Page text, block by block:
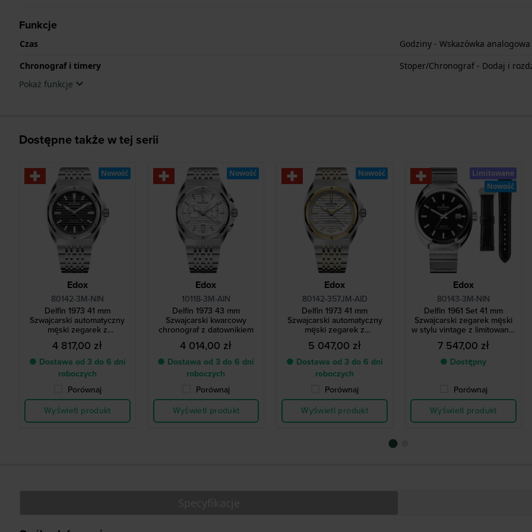
Funkcje
Czas
Godziny - Wskazówka analogowa
Chronograf i timery
Stoper/Chronograf - Dodaj i
Pokaż funkcje
Dostępne także w tej serii
Edox
80142-3M-NIN
Delfin 1973 41 mm
Szwajcarski automatyczny
męski zegarek z
datownikiem
4 817,00 zł
● Dostawa od 3 do 6 dni
roboczych
Porównaj
Wyświetl produkt
Nowość
Edox
10118-3M-AIN
Delfin 1973 43 mm
Szwajcarski kwarcowy
chronograf z datownikiem
4 014,00 zł
● Dostawa od 3 do 6 dni
roboczych
Porównaj
Wyświetl produkt
Nowość
Edox
80142-357JM-AID
Delfin 1973 41 mm
Szwajcarski automatyczny
męski zegarek z
datownikiem
5 047,00 zł
● Dostawa od 3 do 6 dni
roboczych
Porównaj
Wyświetl produkt
Nowość
Edox
80143-3M-NIN
Delfin 1961 Set 41 mm
Szwajcarski zegarek męski
w stylu vintage z limitowanej
edycji, z dodatkowym
skórzanym paskiem
7 547,00 zł
● Dostępny
Porównaj
Wyświetl produkt
Limitowane
Nowość